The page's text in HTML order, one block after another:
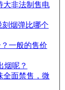
大非法制售电
刻烟弹比哪个
一般的售价
烟呢？
全面禁售，微